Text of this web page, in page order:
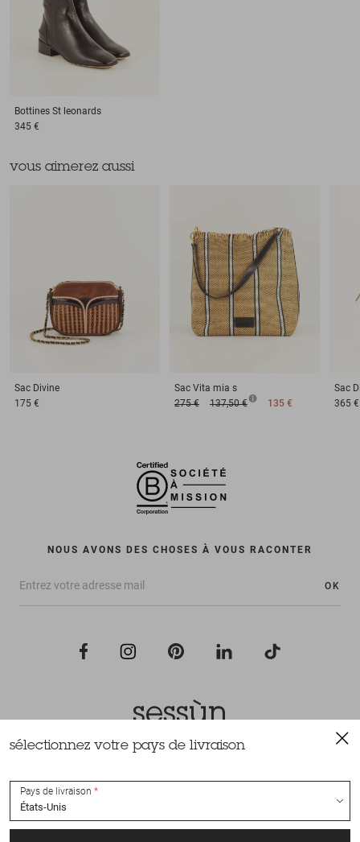
Bottines St leonards
345 €
vous aimerez aussi
Sac Divine
175 €
Sac Vita mia s
275 €
137,50 € 135 €
Sac
365 €
NOUS AVONS DES CHOSES À VOUS RACONTER
OK
Tous droits réservés Sessùn 2022
sélectionnez votre pays de livraison
Pays de livraison